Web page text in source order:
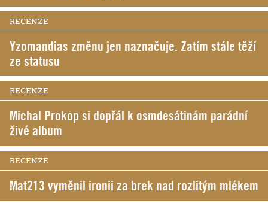
RECENZE
Yzomandias změnu jen naznačuje. Zatím stále těží
ze statusu
RECENZE
Michal Prokop si dopřál k osmdesátinám parádní
živé album
RECENZE
Mat213 vyměnil ironii za brek nad rozlitým mlékem